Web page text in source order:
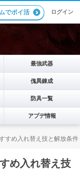
でポイ活 ログイン
最強武器
傀異錬成
防具一覧
アプデ情報
すめ入れ替え技と解放条件
め入れ替え技